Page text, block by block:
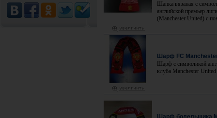
Шапка вязаная с
английской премьер
(Manchester United) с
Шарф FC
Шарф с символикой
клуба Маnchester United
Шарф болельщика